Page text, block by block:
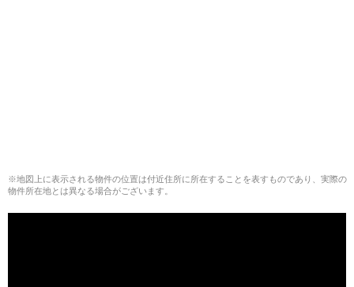
※地図上に表示される物件の位置は付近住所に所在することを表すものであり、実際の
物件所在地とは異なる場合がございます。